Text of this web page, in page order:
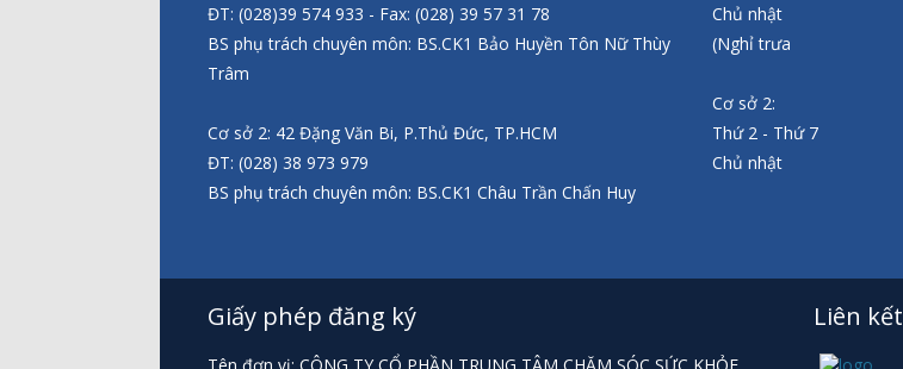
ĐT: (028)39 574 933 - Fax: (028) 39 57 31 78
BS phụ trách chuyên môn: BS.CK1 Bảo Huyền Tôn Nữ Thùy
Trâm
Cơ sở 2: 42 Đặng Văn Bi, P.Thủ Đức, TP.HCM
ĐT: (028) 38 973 979
BS phụ trách chuyên môn: BS.CK1 Châu Trần Chấn Huy
Chủ nhật
(Nghỉ trưa
Cơ sở 2:
Thứ 2 - Thứ 7
Chủ nhật
Giấy phép đăng ký Liên kết